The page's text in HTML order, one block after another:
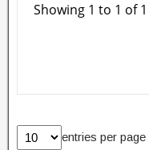
Showing 1 to 1 of
entries per page